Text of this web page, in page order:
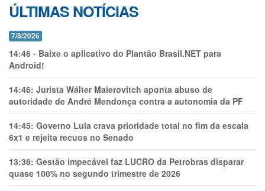
ÚLTIMAS NOTÍCIAS
7/8/2026
14:46 - Baixe o aplicativo do Plantão Brasil.NET para
Android!
14:46: Jurista Wálter Maierovitch aponta abuso de
autoridade de André Mendonça contra a autonomia da PF
14:45: Governo Lula crava prioridade total no fim da escala
6x1 e rejeita recuos no Senado
13:38: Gestão impecável faz LUCRO da Petrobras disparar
quase 100% no segundo trimestre de 2026